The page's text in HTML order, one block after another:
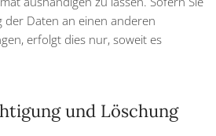
Daten an einen anderen
erfolgt dies nur, soweit es
und Löschung